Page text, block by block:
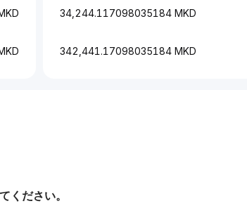
34,244.117098035184 MKD
342,441.17098035184 MKD
ください。